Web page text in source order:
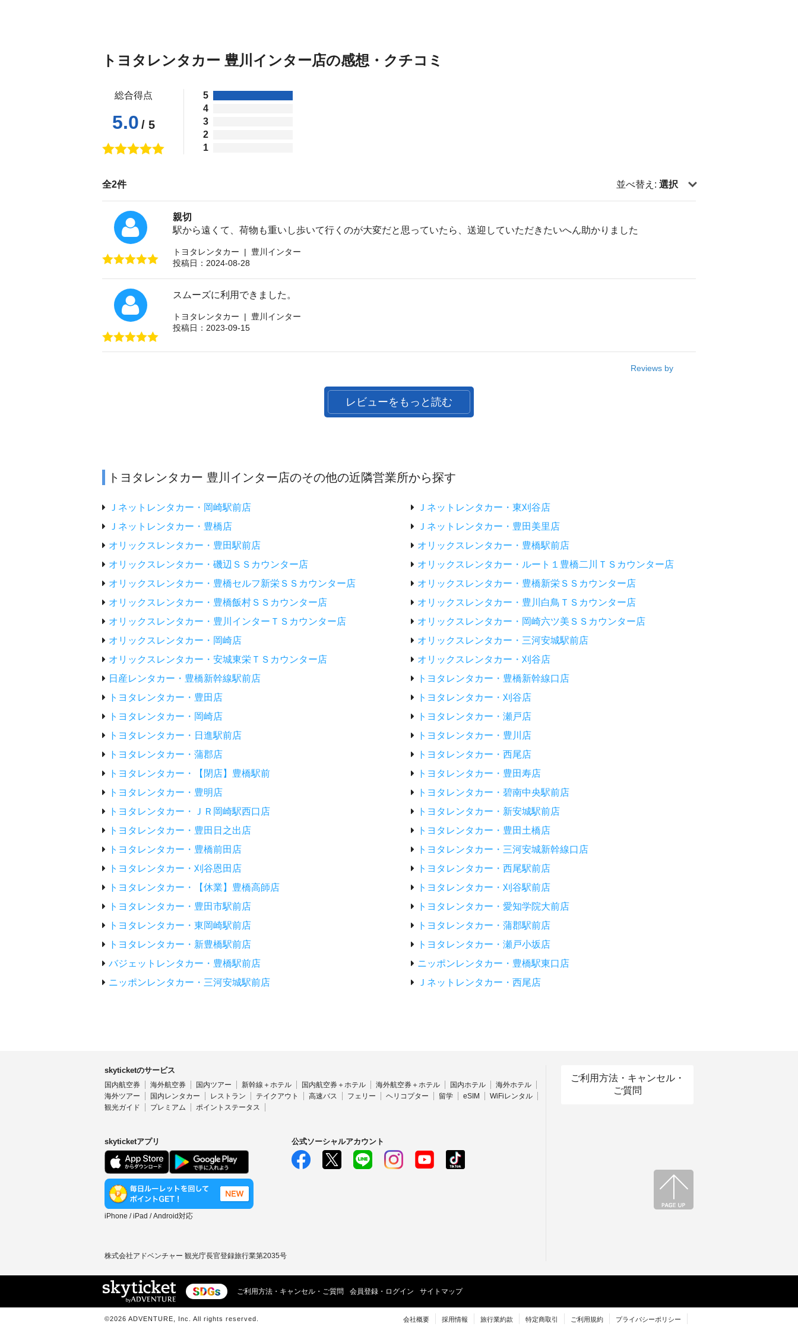
トヨタレンタカー 豊川インター店の感想・クチコミ
総合得点
5.0 / 5
5
4
3
2
1
全2件 並べ替え: 選択
親切
駅から遠くて、荷物も重いし歩いて行くのが大変だと思っていたら、送迎していただきたいへん助かりました
トヨタレンタカー | 豊川インター
投稿日：2024-08-28
スムーズに利用できました。
トヨタレンタカー | 豊川インター
投稿日：2023-09-15
Reviews by
レビューをもっと読む
トヨタレンタカー 豊川インター店のその他の近隣営業所から探す
Ｊネットレンタカー・岡崎駅前店
Ｊネットレンタカー・東刈谷店
Ｊネットレンタカー・豊橋店
Ｊネットレンタカー・豊田美里店
オリックスレンタカー・豊田駅前店
オリックスレンタカー・豊橋駅前店
オリックスレンタカー・磯辺ＳＳカウンター店
オリックスレンタカー・ルート１豊橋二川ＴＳカウンター店
オリックスレンタカー・豊橋セルフ新栄ＳＳカウンター店
オリックスレンタカー・豊橋新栄ＳＳカウンター店
オリックスレンタカー・豊橋飯村ＳＳカウンター店
オリックスレンタカー・豊川白鳥ＴＳカウンター店
オリックスレンタカー・豊川インターＴＳカウンター店
オリックスレンタカー・岡崎六ツ美ＳＳカウンター店
オリックスレンタカー・岡崎店
オリックスレンタカー・三河安城駅前店
オリックスレンタカー・安城東栄ＴＳカウンター店
オリックスレンタカー・刈谷店
日産レンタカー・豊橋新幹線駅前店
トヨタレンタカー・豊橋新幹線口店
トヨタレンタカー・豊田店
トヨタレンタカー・刈谷店
トヨタレンタカー・岡崎店
トヨタレンタカー・瀬戸店
トヨタレンタカー・日進駅前店
トヨタレンタカー・豊川店
トヨタレンタカー・蒲郡店
トヨタレンタカー・西尾店
トヨタレンタカー・【閉店】豊橋駅前
トヨタレンタカー・豊田寿店
トヨタレンタカー・豊明店
トヨタレンタカー・碧南中央駅前店
トヨタレンタカー・ＪＲ岡崎駅西口店
トヨタレンタカー・新安城駅前店
トヨタレンタカー・豊田日之出店
トヨタレンタカー・豊田土橋店
トヨタレンタカー・豊橋前田店
トヨタレンタカー・三河安城新幹線口店
トヨタレンタカー・刈谷恩田店
トヨタレンタカー・西尾駅前店
トヨタレンタカー・【休業】豊橋高師店
トヨタレンタカー・刈谷駅前店
トヨタレンタカー・豊田市駅前店
トヨタレンタカー・愛知学院大前店
トヨタレンタカー・東岡崎駅前店
トヨタレンタカー・蒲郡駅前店
トヨタレンタカー・新豊橋駅前店
トヨタレンタカー・瀬戸小坂店
バジェットレンタカー・豊橋駅前店
ニッポンレンタカー・豊橋駅東口店
ニッポンレンタカー・三河安城駅前店
Ｊネットレンタカー・西尾店